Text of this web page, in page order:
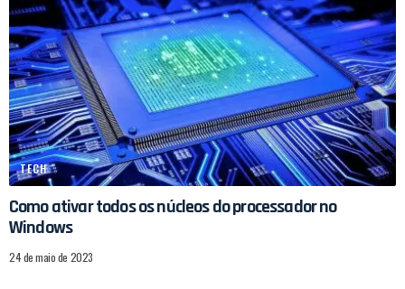
TECH
Como ativar todos os núcleos do processador no
Windows
24 de maio de 2023